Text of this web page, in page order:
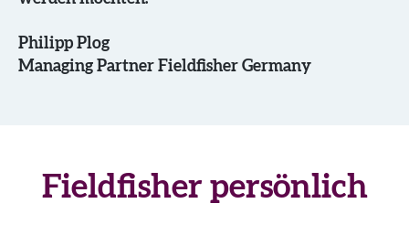
Philipp Plog
Managing Partner Fieldfisher Germany
Fieldfisher persönlich